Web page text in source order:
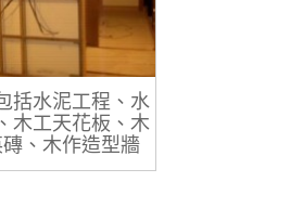
括水泥工程、水
木工天花板、木
、木作造型牆